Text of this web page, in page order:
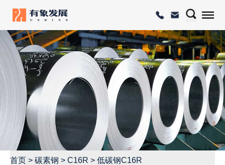
首页 > 碳素钢 > C16R > 低碳钢C16R